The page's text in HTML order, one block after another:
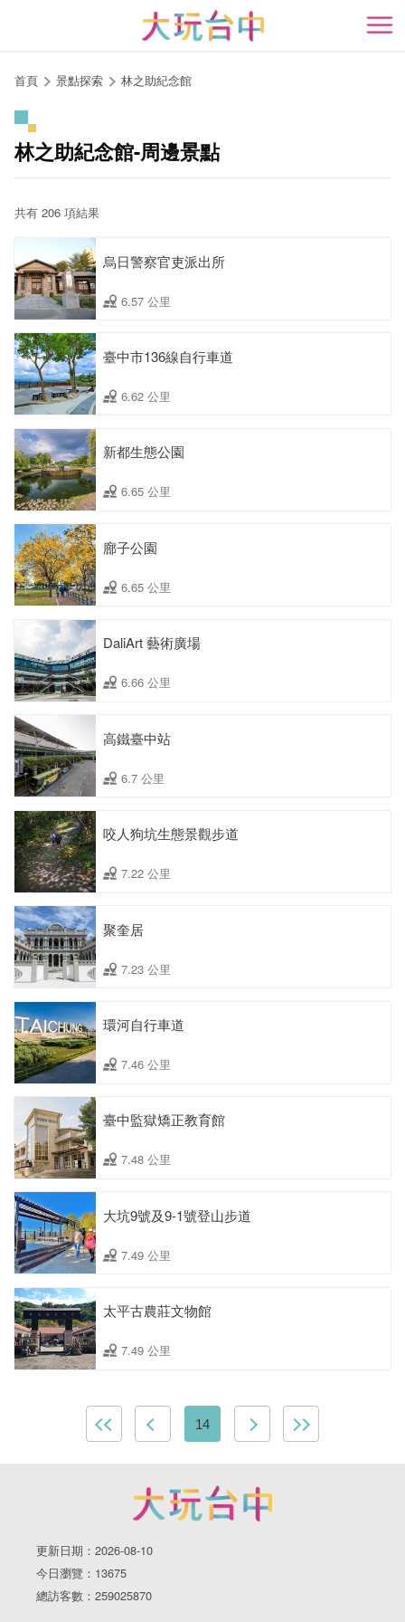
開
首頁 景點探索 林之助紀念館
林之助紀念館-周邊景點
共有 206 項結果
烏日警察官吏派出所
6.57 公里
臺中市136線自行車道
6.62 公里
新都生態公園
6.65 公里
廍子公園
6.65 公里
DaliArt 藝術廣場
6.66 公里
高鐵臺中站
6.7 公里
咬人狗坑生態景觀步道
7.22 公里
聚奎居
7.23 公里
環河自行車道
7.46 公里
臺中監獄矯正教育館
7.48 公里
大坑9號及9-1號登山步道
7.49 公里
太平古農莊文物館
7.49 公里
14
更新日期：2026-08-10
今日瀏覽：13675
總訪客數：259025870